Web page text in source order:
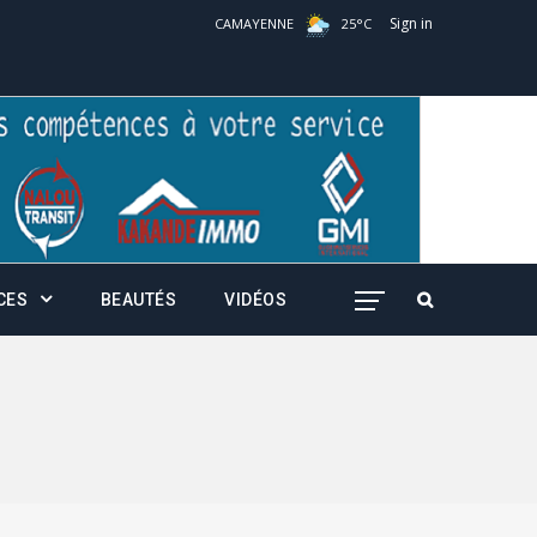
CAMAYENNE 25°C Sign in
BEAUTÉS VIDÉOS